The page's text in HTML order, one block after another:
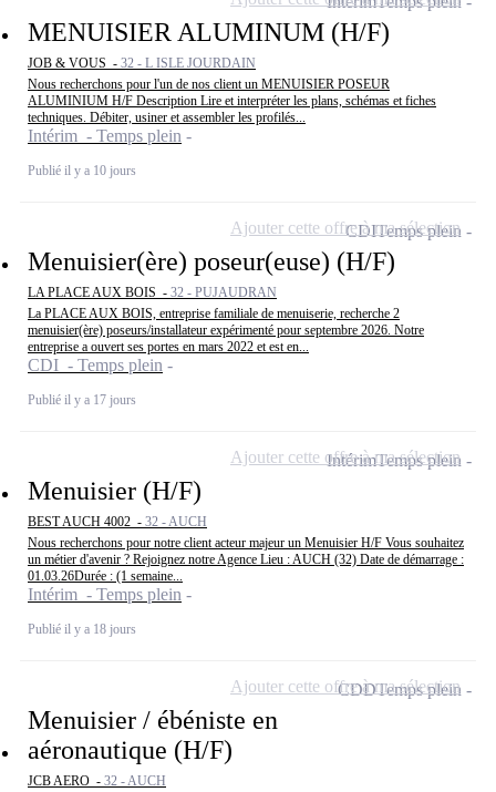
MENUISIER ALUMINUM (H/F)
JOB & VOUS - 32 - L ISLE JOURDAIN
Nous recherchons pour l'un de nos client un MENUISIER POSEUR
ALUMINIUM H/F Description Lire et interpréter les plans, schémas et fiches
techniques. Débiter, usiner et assembler les profilés...
Intérim - Temps plein
Publié il y a 10 jours
Menuisier(ère) poseur(euse) (H/F)
LA PLACE AUX BOIS - 32 - PUJAUDRAN
La PLACE AUX BOIS, entreprise familiale de menuiserie, recherche 2
menuisier(ère) poseurs/installateur expérimenté pour septembre 2026. Notre
entreprise a ouvert ses portes en mars 2022 et est en...
CDI - Temps plein
Publié il y a 17 jours
CDITemps plein
Ajouter cette offre à ma sélection
Menuisier (H/F)
BEST AUCH 4002 - 32 - AUCH
Nous recherchons pour notre client acteur majeur un Menuisier H/F Vous souhaitez
un métier d'avenir ? Rejoignez notre Agence Lieu : AUCH (32) Date de démarrage :
01.03.26Durée : (1 semaine...
Intérim - Temps plein
Publié il y a 18 jours
IntérimTemps plein
Ajouter cette offre à ma sélection
Menuisier / ébéniste en
aéronautique (H/F)
JCB AERO - 32 - AUCH
CDDTemps plein
Ajouter cette offre à ma sélection